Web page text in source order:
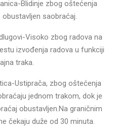
Blidinje zbog oštećenja
saobraćaj.
Visoko zbog radova na
izvođenja radova u funkciji
traka.
Ustiprača, zbog oštećenja
jednom trakom, dok je
obustavljen.Na graničnim
čekaju duže od 30 minuta.